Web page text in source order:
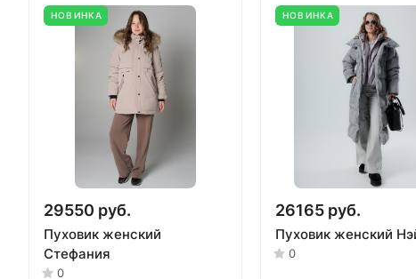
НОВИНКА
29550 руб.
Пуховик женский
Стефания
0
НОВИНКА
26165 руб.
Пуховик женский
0